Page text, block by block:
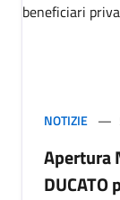
NOTIZIE
Apertura